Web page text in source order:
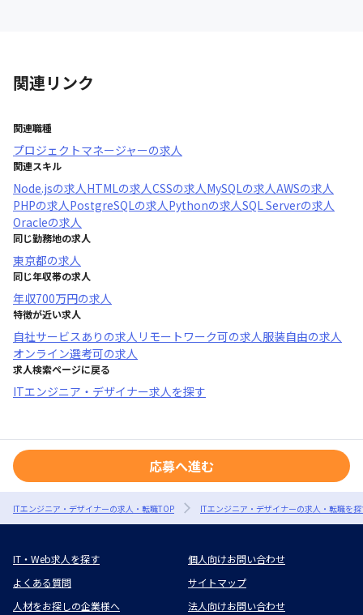
関連リンク
関連職種
プロジェクトマネージャーの求人
関連スキル
Node.jsの求人HTMLの求人CSSの求人MySQLの求人AWSの求人
PHPの求人PostgreSQLの求人Pythonの求人SQL Serverの求人
Oracleの求人
同じ勤務地の求人
東京都の求人
同じ年収帯の求人
年収700万円の求人
特徴が近い求人
自社サービスあり の求人 リモートワーク可の求人服装自由の求人
オンライン選考可の求人
求人検索ページに戻る
ITエンジニア・デザイナー求人を探す
応募へ進む
ITエンジニア・デザイナーの求人・転職TOP ITエンジニア・デザイナーの求人・転職を
IT・Web求人を探す
個人向けお問い合わせ
よくある質問
サイトマップ
人材をお探しの企業様へ
法人向けお問い合わせ